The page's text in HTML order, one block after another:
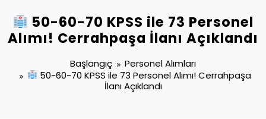
50-60-70 KPSS ile 73 Personel
Alımı! Cerrahpaşa İlanı Açıklandı
Başlangıç
Personel Alımları
50-60-70 KPSS ile 73 Personel Alımı! Cerrahpaşa
İlanı Açıklandı